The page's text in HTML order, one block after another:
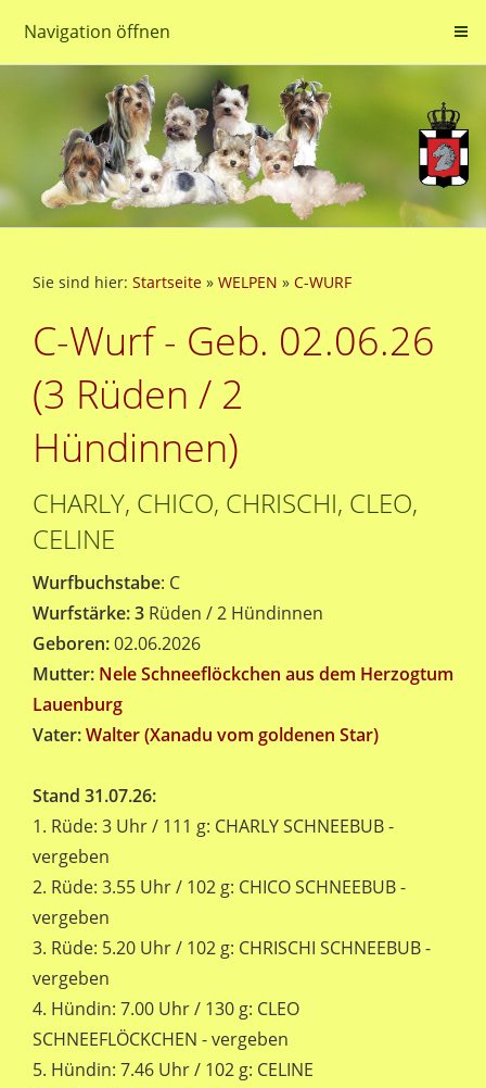
Navigation öffnen
Sie sind hier: Startseite » WELPEN » C-WURF
C-Wurf - Geb. 02.06.26
(3 Rüden / 2
Hündinnen)
CHARLY, CHICO, CHRISCHI, CLEO,
CELINE
Wurfbuchstabe: C
Wurfstärke: 3 Rüden / 2 Hündinnen
Geboren:02.06.2026
Mutter: Nele Schneeflöckchen aus dem Herzogtum
Lauenburg
Vater:Walter (Xanadu vom goldenen Star)
Stand 31.07.26:
1. Rüde: 3 Uhr / 111 g: CHARLY SCHNEEBUB -
vergeben
2. Rüde: 3.55 Uhr / 102 g: CHICO SCHNEEBUB -
vergeben
3. Rüde: 5.20 Uhr / 102 g: CHRISCHI SCHNEEBUB -
vergeben
4. Hündin: 7.00 Uhr / 130 g: CLEO
SCHNEEFLÖCKCHEN - vergeben
5. Hündin: 7.46 Uhr / 102 g: CELINE